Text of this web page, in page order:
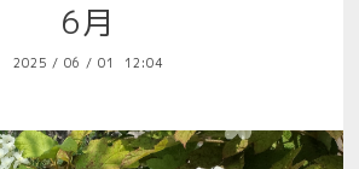
6月
2025 / 06 / 01 12:04